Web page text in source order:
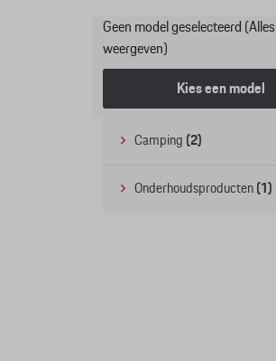
Geen model geselecteerd (Alles
weergeven)
Kies een model
Camping (2)
Onderhoudsproducten (1)